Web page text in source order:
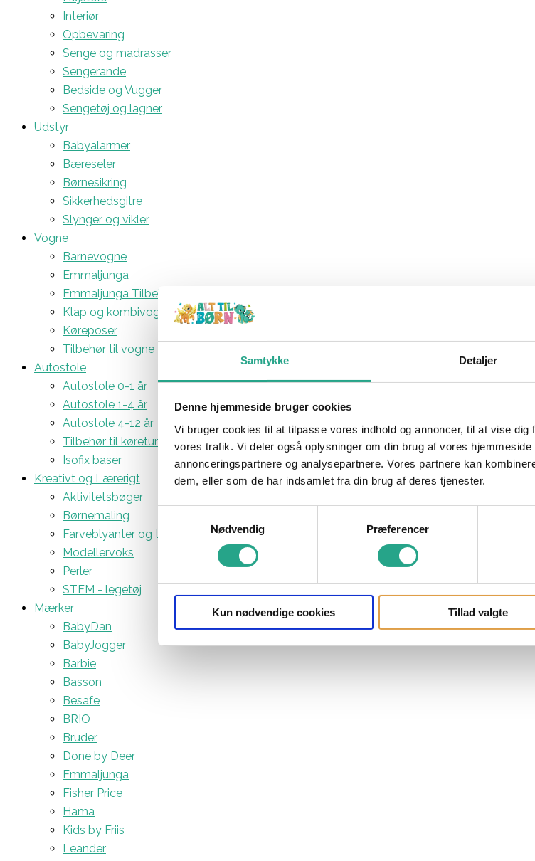
Samtykke Detaljer
Denne hjemmeside bruger cookies
Vi bruger cookies til at tilpasse vores indhold og annoncer, til at vise
vores trafik. Vi deler også oplysninger om din brug af vores
annonceringspartnere og analysepartnere. Vores partnere kan
dem, eller som de har indsamlet fra din brug af deres tjenester.
Nødvendig
Præferencer
Kun nødvendige cookies Tillad valgte
Interiør
Opbevaring
Senge og madrasser
Sengerande
Bedside og Vugger
Sengetøj og lagner
Udstyr
Babyalarmer
Bæreseler
Børnesikring
Sikkerhedsgitre
Slynger og vikler
Vogne
Barnevogne
Emmaljunga
Emmaljunga Tilbehør
Klap og kombivogne
Køreposer
Tilbehør til vogne
Autostole
Autostole 0-1 år
Autostole 1-4 år
Autostole 4-12 år
Tilbehør til køreturen
Isofix baser
Kreativt og Lærerigt
Aktivitetsbøger
Børnemaling
Farveblyanter og tuscher
Modellervoks
Perler
STEM - legetøj
Mærker
BabyDan
BabyJogger
Barbie
Basson
Besafe
BRIO
Bruder
Done by Deer
Emmaljunga
Fisher Price
Hama
Kids by Friis
Leander